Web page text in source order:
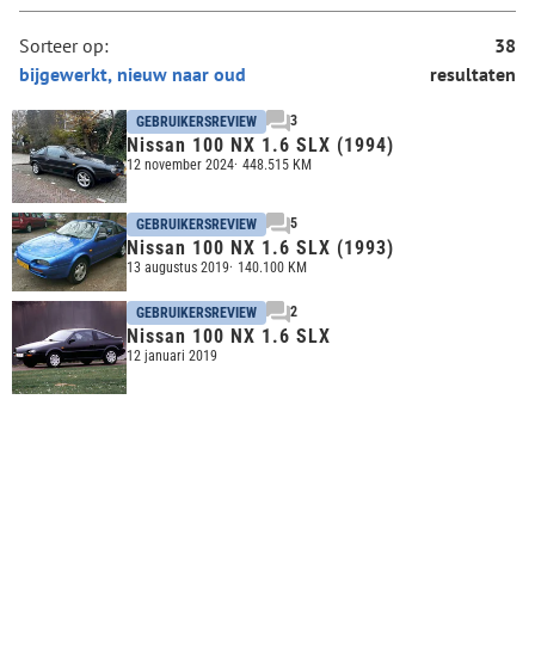
Sorteer op:
38
resultaten
GEBRUIKERSREVIEW 3
Nissan 100 NX 1.6 SLX (1994)
12 november 2024 448.515 KM
GEBRUIKERSREVIEW 5
Nissan 100 NX 1.6 SLX (1993)
13 augustus 2019 140.100 KM
GEBRUIKERSREVIEW 2
Nissan 100 NX 1.6 SLX
12 januari 2019